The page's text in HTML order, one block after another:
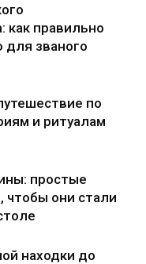
как правильно
для званого
по
и ритуалам
простые
чтобы они стали
находки до